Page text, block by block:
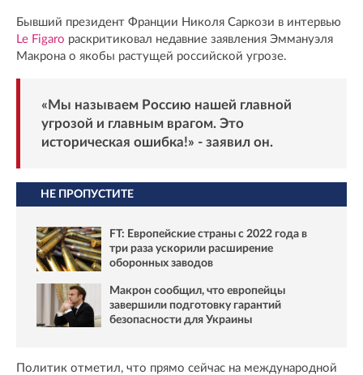
Бывший президент Франции Николя Саркози в интервью
Le Figaro раскритиковал недавние заявления Эммануэля
Макрона о якобы растущей российской угрозе.
«Мы называем Россию нашей главной
угрозой и главным врагом. Это
историческая ошибка!» - заявил он.
НЕ ПРОПУСТИТЕ
FT: Европейские страны с 2022 года в
три раза ускорили расширение
оборонных заводов
Макрон сообщил, что европейцы
завершили подготовку гарантий
безопасности для Украины
Политик отметил, что прямо сейчас на международной